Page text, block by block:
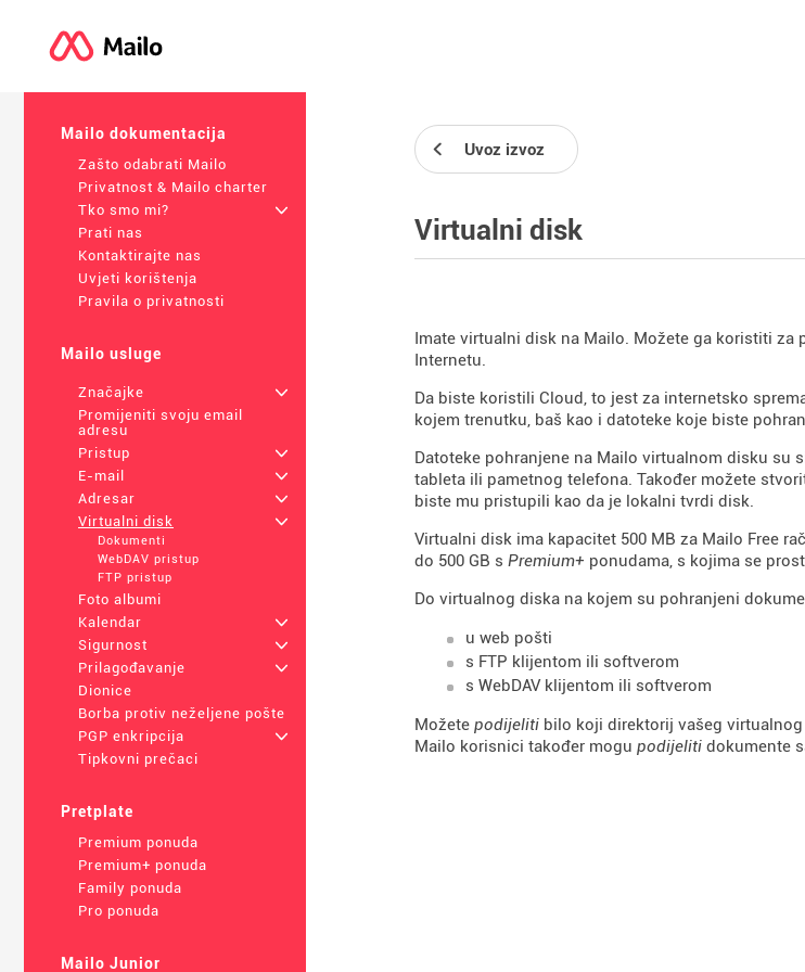
Mailo dokumentacija
Zašto odabrati Mailo
Privatnost & Mailo charter
Tko smo mi?
+
Prati nas
Kontaktirajte nas
Uvjeti korištenja
Pravila o privatnosti
Mailo usluge
Značajke
+
Promijeniti svoju email
adresu
Pristup
+
E-mail
+
Adresar
+
Virtualni disk
+
Dokumenti
WebDAV pristup
FTP pristup
Foto albumi
Kalendar
+
Sigurnost
+
Prilagođavanje
+
Dionice
Borba protiv neželjene pošte
PGP enkripcija
+
Tipkovni prečaci
Pretplate
Premium ponuda
Premium+ ponuda
Family ponuda
Pro ponuda
Mailo Junior
Uvoz izvoz
Virtualni disk
Imate virtualni disk na Mailo. Možete ga koristiti
Internetu.
Da biste koristili Cloud, to jest za internetsko
kojem trenutku, baš kao i datoteke koje biste
Datoteke pohranjene na Mailo virtualnom disku su
tableta ili pametnog telefona. Također možete
biste mu pristupili kao da je lokalni tvrdi disk.
Virtualni disk ima kapacitet 500 MB za Mailo Free
do 500 GB s Premium+ ponudama, s kojima se
Do virtualnog diska na kojem su pohranjeni
u web pošti
s FTP klijentom ili softverom
s WebDAV klijentom ili softverom
Možete podijeliti bilo koji direktorij vašeg
Mailo korisnici također mogu podijeliti dokumente